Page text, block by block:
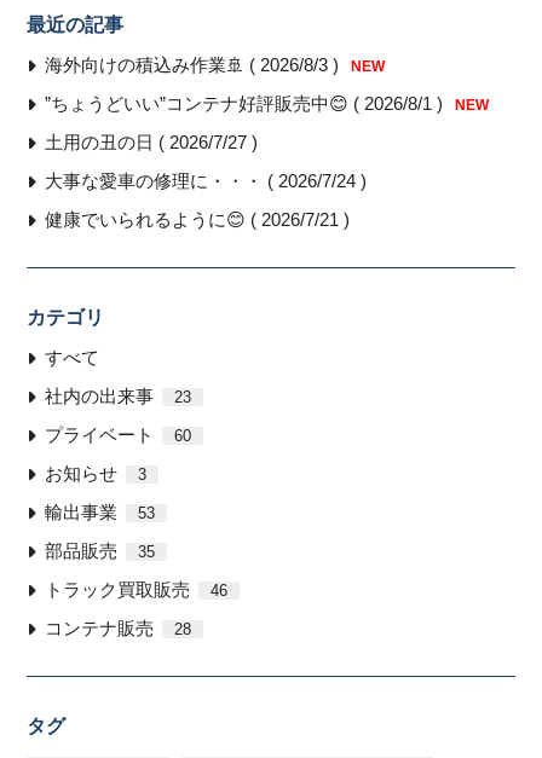
最近の記事
海外向けの積込み作業🚢 ( 2026/8/3 ) NEW
”ちょうどいい”コンテナ好評販売中😊 ( 2026/8/1 ) NEW
土用の丑の日 ( 2026/7/27 )
大事な愛車の修理に・・・ ( 2026/7/24 )
健康でいられるように😊 ( 2026/7/21 )
カテゴリ
すべて
社内の出来事
23
プライベート 60
お知らせ 3
輸出事業 53
部品販売 35
トラック買取販売 46
コンテナ販売 28
タグ